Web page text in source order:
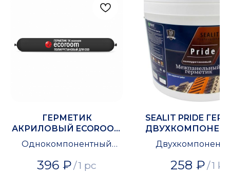
ГЕРМЕТИК
АКРИЛОВЫЙ ECOROOM
МЕЖПАНЕЛЬНЫХ
СОЕДИНЕНИЙ
Однокомпонентный
396 ₽/1 pc
SEALIT PRIDE
ДЛЯ
ШВОВ
герметик
258 ₽/1 kg